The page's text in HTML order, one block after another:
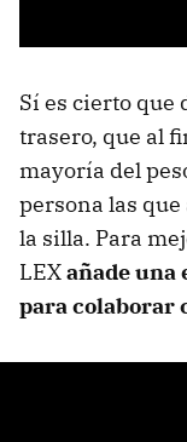
Sí es cierto que
trasero, que al
mayoría del
persona las
la silla. Para
LEXañade una
para colaborar